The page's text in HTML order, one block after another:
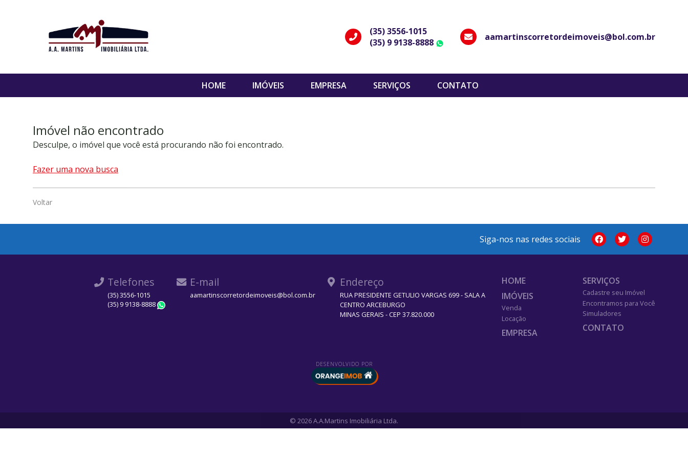
(35) 3556-1015
(35) 9 9138-8888
WhatsApp
aamartinscorretordeimoveis@bol.com.br
HOME IMÓVEIS EMPRESA SERVIÇOS CONTATO
Imóvel não encontrado
Desculpe, o imóvel que você está procurando não foi encontrado.
Fazer uma nova busca
Voltar
Siga-nos nas redes sociais
Telefones
(35) 3556-1015
(35) 9 9138-8888
E-mail
aamartinscorretordeimoveis@bol.com.br
Endereço
RUA PRESIDENTE GETULIO VARGAS 699 - SALA A
CENTRO ARCEBURGO
MINAS GERAIS - CEP 37.820.000
HOME
IMÓVEIS
Venda
Locação
EMPRESA
SERVIÇOS
Cadastre seu Imóvel
Encontramos para Você
Simuladores
CONTATO
DESENVOLVIDO POR
© 2026 A.A.Martins Imobiliária Ltda.